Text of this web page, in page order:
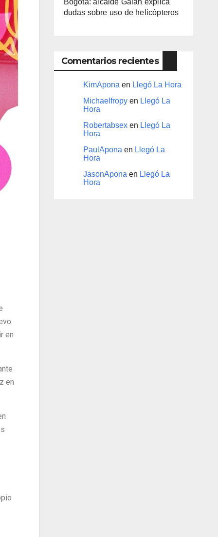
en
en
Bogotá: alcalde Galán explica
dudas sobre uso de helicópteros
Comentarios recientes
KimAponaen Llegó La Hora
Michaelfropyen Llegó La
Hora
Robertabsexen Llegó La
Hora
PaulAponaen Llegó La
Hora
JasonAponaen Llegó La
Hora